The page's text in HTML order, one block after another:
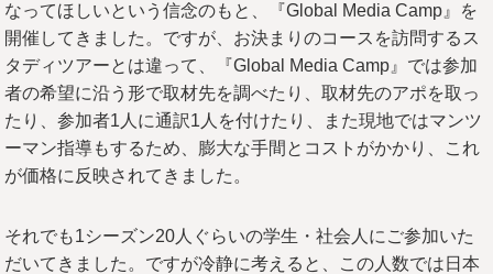
なってほしいという信念のもと、『Global Media Camp』を
開催してきました。ですが、お決まりのコースを訪問するス
タディツアーとは違って、『Global Media Camp』では参加
者の希望に沿う形で取材先を調べたり、取材先のアポを取っ
たり、参加者1人に通訳1人を付けたり、また現地ではマンツ
ーマン指導もするため、膨大な手間とコストがかかり、これ
が価格に反映されてきました。
それでも1シーズン20人ぐらいの学生・社会人にご参加いた
だいてきました。ですが冷静に考えると、この人数では日本